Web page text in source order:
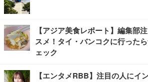
【アジア美食レポート】編集部
スメ！タイ・バンコクに行った
ェック
【エンタメRBB】注目の人にイ